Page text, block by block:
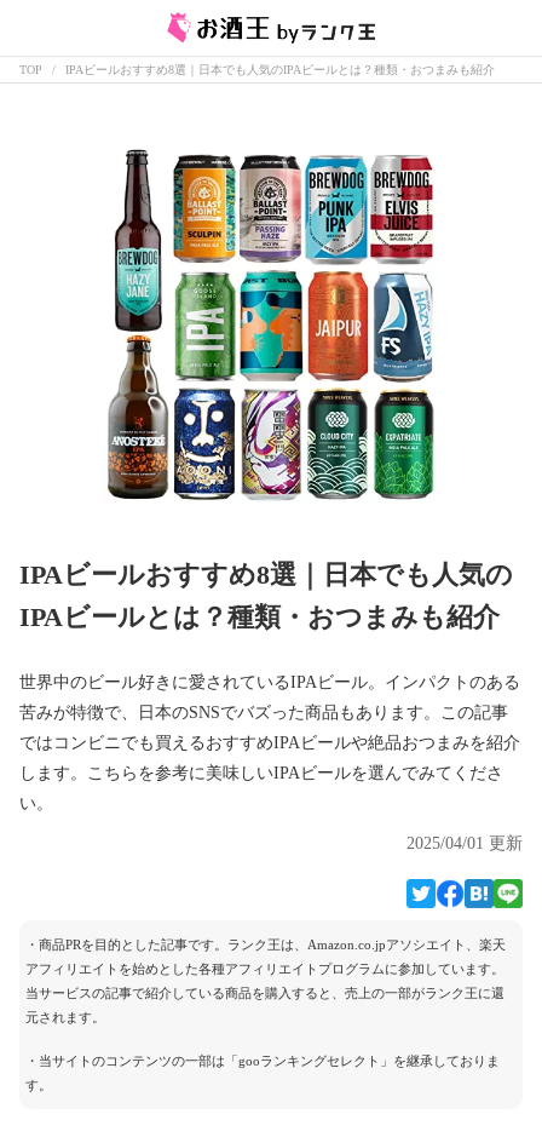
TOP IPAビールおすすめ8選｜日本でも人気のIPAビールとは？種類・おつまみも紹介
IPAビールおすすめ8選｜日本でも人気の
IPAビールとは？種類・おつまみも紹介
世界中のビール好きに愛されているIPAビール。インパクトのある
苦みが特徴で、日本のSNSでバズった商品もあります。この記事
ではコンビニでも買えるおすすめIPAビールや絶品おつまみを紹介
します。こちらを参考に美味しいIPAビールを選んでみてくださ
い。
2025/04/01 更新
・商品PRを目的とした記事です。ランク王は、Amazon.co.jpアソシエイト、楽天
アフィリエイトを始めとした各種アフィリエイトプログラムに参加しています。
当サービスの記事で紹介している商品を購入すると、売上の一部がランク王に還
元されます。
・当サイトのコンテンツの一部は「gooランキングセレクト」を継承しておりま
す。